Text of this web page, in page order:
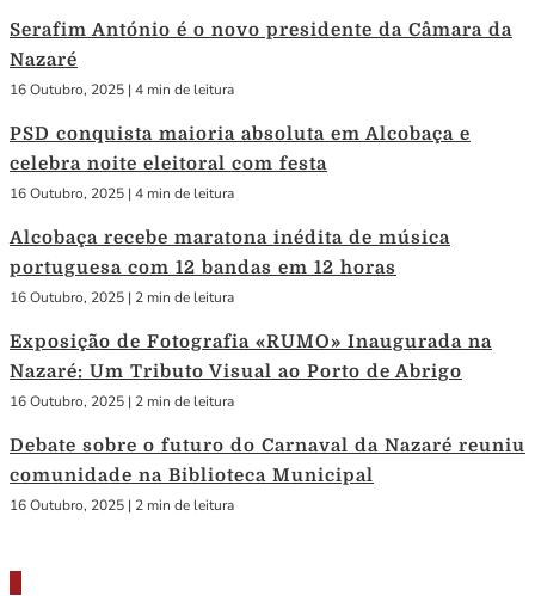
Serafim António é o novo presidente da Câmara da
Nazaré
16 Outubro, 2025 | 4 min de leitura
PSD conquista maioria absoluta em Alcobaça e
celebra noite eleitoral com festa
16 Outubro, 2025 | 4 min de leitura
Alcobaça recebe maratona inédita de música
portuguesa com 12 bandas em 12 horas
16 Outubro, 2025 | 2 min de leitura
Exposição de Fotografia «RUMO» Inaugurada na
Nazaré: Um Tributo Visual ao Porto de Abrigo
16 Outubro, 2025 | 2 min de leitura
Debate sobre o futuro do Carnaval da Nazaré reuniu
comunidade na Biblioteca Municipal
16 Outubro, 2025 | 2 min de leitura